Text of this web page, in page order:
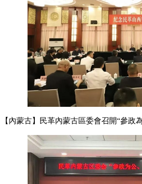
【內蒙古】民革內蒙古區委會召開“參政